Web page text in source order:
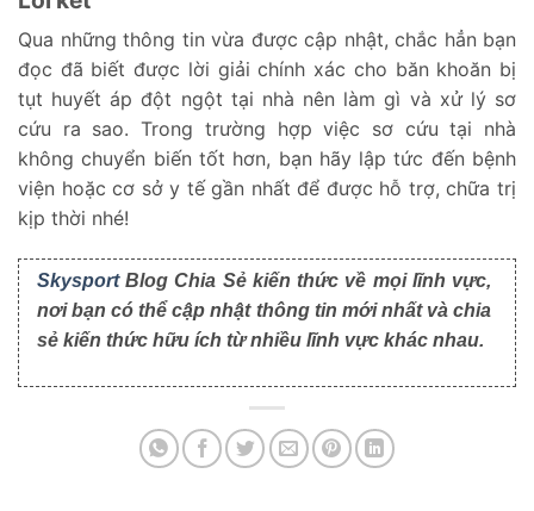
Qua những thông tin vừa được cập nhật, chắc hẳn bạn
đọc đã biết được lời giải chính xác cho băn khoăn bị
tụt huyết áp đột ngột tại nhà nên làm gì và xử lý sơ
cứu ra sao. Trong trường hợp việc sơ cứu tại nhà
không chuyển biến tốt hơn, bạn hãy lập tức đến bệnh
viện hoặc cơ sở y tế gần nhất để được hỗ trợ, chữa trị
kịp thời nhé!
SkysportBlog Chia Sẻ kiến thức về mọi lĩnh vực,
nơi bạn có thể cập nhật thông tin mới nhất và chia
sẻ kiến thức hữu ích từ nhiều lĩnh vực khác nhau.